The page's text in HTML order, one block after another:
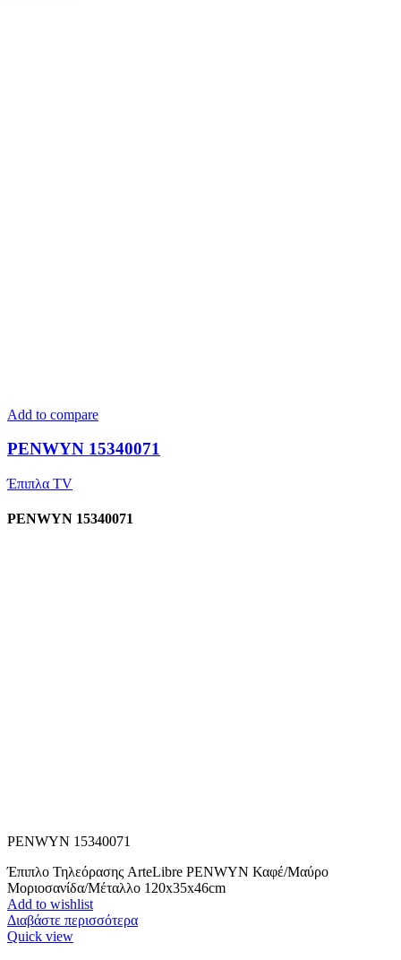
Add to compare
PENWYN 15340071
Έπιπλα TV
PENWYN 15340071
PENWYN 15340071
Έπιπλο Τηλεόρασης ArteLibre PENWYN Καφέ/Μαύρο
Μοριοσανίδα/Μέταλλο 120x35x46cm
Add to wishlist
Διαβάστε περισσότερα
Quick view